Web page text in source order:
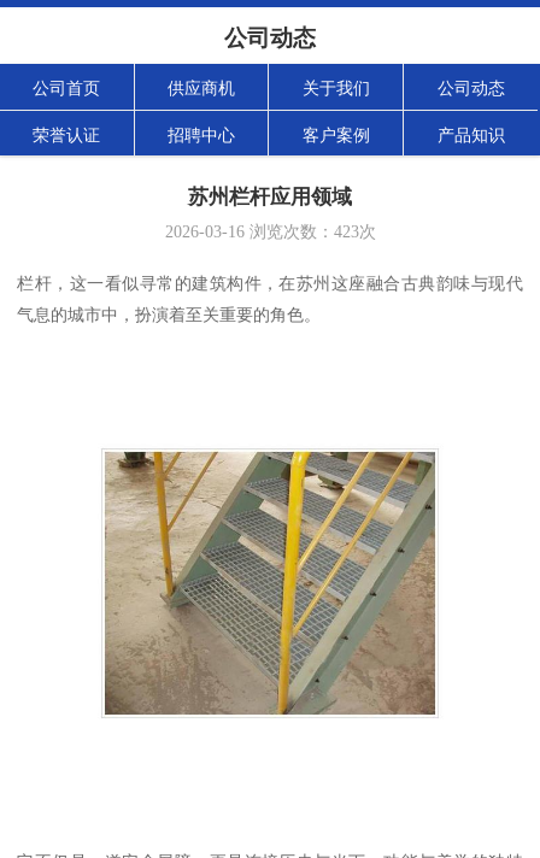
公司动态
公司首页 供应商机 关于我们 公司动态
荣誉认证 招聘中心 客户案例 产品知识
苏州栏杆应用领域
2026-03-16浏览次数： 423次
栏杆，这一看似寻常的建筑构件，在苏州这座融合古典韵味与现代
气息的城市中，扮演着至关重要的角色。